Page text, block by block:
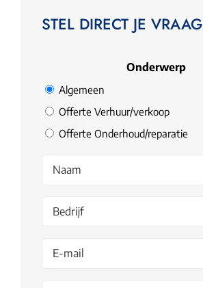
STEL DIRECT JE VRAAG
Onderwerp
Algemeen
Offerte Verhuur/verkoop
Offerte Onderhoud/reparatie